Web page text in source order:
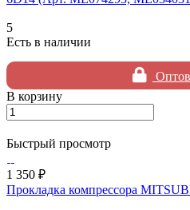
5
Есть в наличии
В корзину
Быстрый просмотр
1 350 ₽
Прокладка компрессора